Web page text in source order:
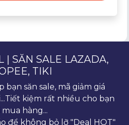
| SĂN SALE LAZADA,
TIKI
bạn săn sale, mã giảm giá
kiệm rất nhiều cho bạn
mua hàng...
để không bỏ lỡ "Deal HOT"